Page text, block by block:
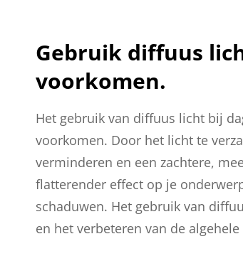
Gebruik diffuus
voorkomen.
Het gebruik van diffuus licht bij
voorkomen. Door het licht te
verminderen en een zachtere,
flatterender effect op je
schaduwen. Het gebruik van
en het verbeteren van de